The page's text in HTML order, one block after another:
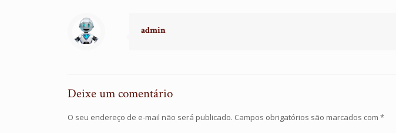
admin
Deixe um comentário
O seu endereço de e-mail não será publicado. Campos obrigatórios são marcados com *